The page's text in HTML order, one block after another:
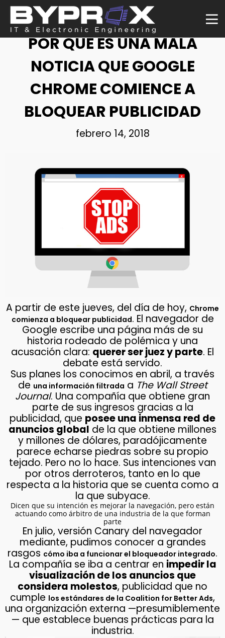
NOTICIA
POR QUÉ ES UNA MALA
NOTICIA QUE GOOGLE
CHROME COMIENCE A
BLOQUEAR PUBLICIDAD
febrero 14, 2018
A partir de este jueves, del día de hoy, Chrome
comienza a bloquear publicidad. El navegador de
Google escribe una página más de su
historia rodeado de polémica y una
acusación clara: querer ser juez y parte. El
debate está servido.
Sus planes los conocimos en abril, a través
de una información filtrada a The Wall Street
Journal. Una compañía que obtiene gran
parte de sus ingresos gracias a la
publicidad, que posee una inmensa red de
anuncios global de la que obtiene millones
y millones de dólares, paradójicamente
parece echarse piedras sobre su propio
tejado. Pero no lo hace. Sus intenciones van
por otros derroteros, tanto en lo que
respecta a la historia que se cuenta como a
la que subyace.
Dicen que su intención es mejorar la navegación, pero están
actuando como árbitro de una industria de la que forman
parte
En julio, versión Canary del navegador
mediante, pudimos conocer a grandes
rasgos cómo iba a funcionar el bloqueador integrado.
La compañía se iba a centrar en impedir la
visualización de los anuncios que
considera molestos, publicidad que no
cumple los estándares de la Coalition for Better Ads,
una organización externa —presumiblemente
— que establece buenas prácticas para la
industria.